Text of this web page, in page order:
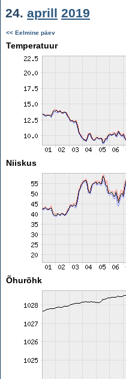
24. aprill 2019
<< Eelmine päev
Temperatuur
Niiskus
Õhurõhk